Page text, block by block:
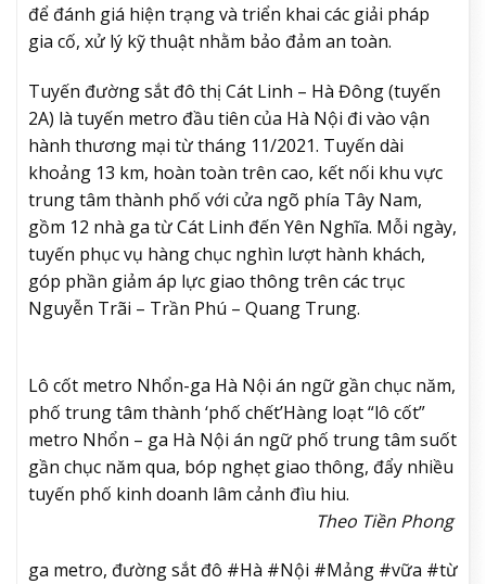
để đánh giá hiện trạng và triển khai các giải pháp
gia cố, xử lý kỹ thuật nhằm bảo đảm an toàn.
Tuyến đường sắt đô thị Cát Linh – Hà Đông (tuyến
2A) là tuyến metro đầu tiên của Hà Nội đi vào vận
hành thương mại từ tháng 11/2021. Tuyến dài
khoảng 13 km, hoàn toàn trên cao, kết nối khu vực
trung tâm thành phố với cửa ngõ phía Tây Nam,
gồm 12 nhà ga từ Cát Linh đến Yên Nghĩa. Mỗi ngày,
tuyến phục vụ hàng chục nghìn lượt hành khách,
góp phần giảm áp lực giao thông trên các trục
Nguyễn Trãi – Trần Phú – Quang Trung.
Lô cốt metro Nhổn-ga Hà Nội án ngữ gần chục năm,
phố trung tâm thành ‘phố chết’Hàng loạt “lô cốt”
metro Nhổn – ga Hà Nội án ngữ phố trung tâm suốt
gần chục năm qua, bóp nghẹt giao thông, đẩy nhiều
tuyến phố kinh doanh lâm cảnh đìu hiu.
Theo Tiền Phong
ga metro, đường sắt đô #Hà #Nội #Mảng #vữa #từ